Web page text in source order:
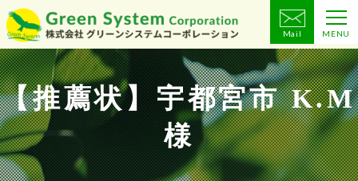
コ
ン
テ
ン
ツ
へ
ス
Mail MENU
【推薦状】宇都宮市 K.M
様